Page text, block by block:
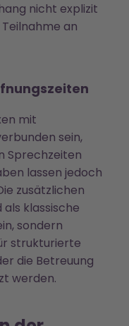
nicht explizit
an
mit
sein,
Sprechzeiten
lassen jedoch
zusätzlichen
klassische
sondern
strukturierte
die Betreuung
werden.